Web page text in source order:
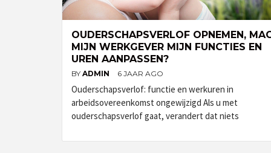
OUDERSCHAPSVERLOF OPNEMEN,
MIJN WERKGEVER MIJN FUNCTIES EN
UREN AANPASSEN?
BY ADMIN 6 JAAR AGO
Ouderschapsverlof: functie en werkuren in
arbeidsovereenkomst ongewijzigd Als u met
ouderschapsverlof gaat, verandert dat niets